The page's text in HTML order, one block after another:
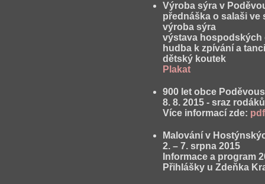
Výroba sýra v
přednáška o salaši ve
výroba sýra
výstava hospodských
hudba k zpívání a tanci
dětský koutek
Plakat
900 let obce
8. 8. 2015 - sraz rodáků
Více informací zde: pdf
Malování v
2. – 7. srpna 2015
Informace a program
Přihlášky u Zdeňka